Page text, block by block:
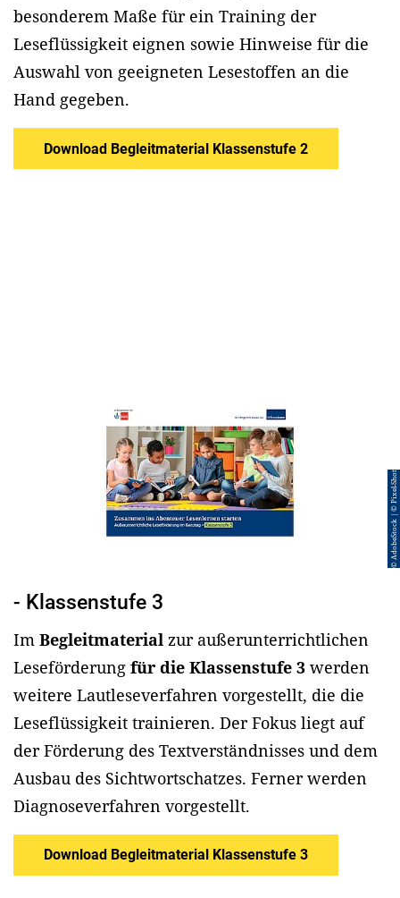
besonderem Maße für ein Training der
Leseflüssigkeit eignen sowie Hinweise für die
Auswahl von geeigneten Lesestoffen an die
Hand gegeben.
Download Begleitmaterial Klassenstufe 2
- Klassenstufe 3
Im Begleitmaterial zur außerunterrichtlichen
Leseförderung für die Klassenstufe 3 werden
weitere Lautleseverfahren vorgestellt, die die
Leseflüssigkeit trainieren. Der Fokus liegt auf
der Förderung des Textverständnisses und dem
Ausbau des Sichtwortschatzes. Ferner werden
Diagnoseverfahren vorgestellt.
Download Begleitmaterial Klassenstufe 3
© AdobeStock | © Pixel-Shot